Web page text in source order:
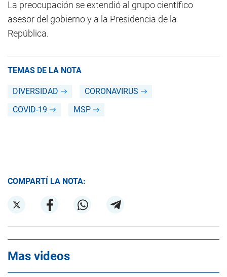
La preocupación se extendió al grupo científico
asesor del gobierno y a la Presidencia de la
República.
TEMAS DE LA NOTA
DIVERSIDAD
CORONAVIRUS
COVID-19
MSP
COMPARTÍ LA NOTA:
Mas videos